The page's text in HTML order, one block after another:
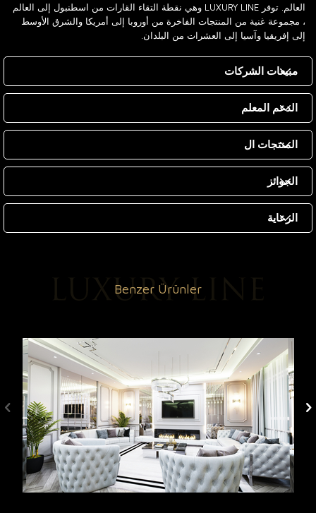
العالم. توفر LUXURY LINE وهي نقطة التقاء القارات من اسطنبول إلى العالم
، مجموعة غنية من المنتجات الفاخرة من أوروبا إلى أمريكا والشرق الأوسط
إلى إفريقيا وآسيا إلى العشرات من البلدان.
مبيعات الشركات
الدعم المعلم
المنتجات ال
الجوائز
الرعاية
Benzer Ürünler